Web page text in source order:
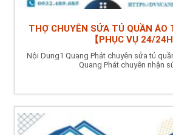
THỢ CHUYÊN SỬA TỦ QUẦN ÁO
【PHỤC VỤ 24/24H
Nội Dung1 Quang Phát chuyên sửa tủ
Quang Phát chuyên nhận